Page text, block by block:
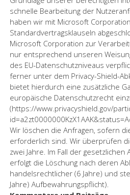
schnelle Bearbeitung der
haben wir mit Microsoft
Standardvertragsklauseln
Microsoft Corporation zur
nur entsprechend unseren
des EU-Datenschutzniveaus
ferner unter dem Privacy-Shield-
bietet hierdurch eine zusätzliche
europäische Datenschutzrecht
(https://www.privacyshield.gov/
Wir löschen die Anfragen, sofern
erforderlich sind. Wir überprüfen
zwei Jahre. Im Fall der
erfolgt die Löschung nach deren
handelsrechtlicher (6 Jahre) und
Jahre) Aufbewahrungspflicht).